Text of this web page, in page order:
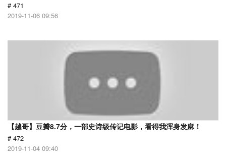
# 471
2019-11-06 09:56
【越哥】豆瓣8.7分，一部史诗级传记电影，看得我浑身发麻！
# 472
2019-11-04 09:40